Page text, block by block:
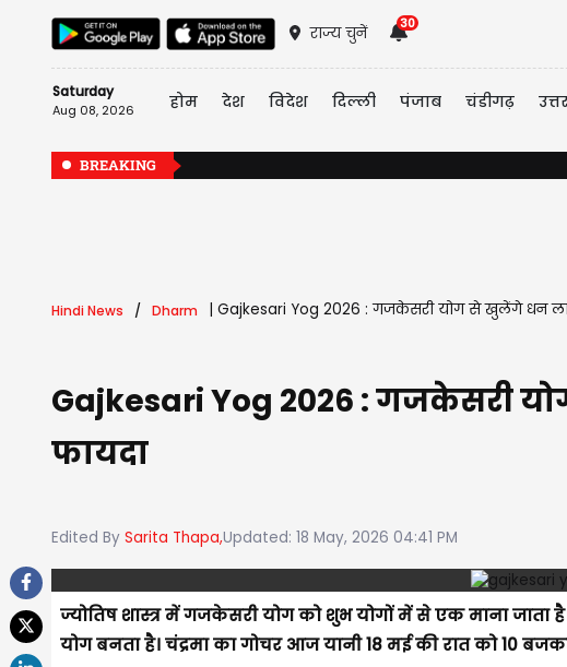
राज्य चुनें
30
Saturday
Aug 08, 2026 होम देश विदेश दिल्ली पंजाब चंडीगढ़
BREAKING
Hindi News Dharm Gajkesari Yog 2026 : गजकेसरी योग से खुलेंगे धन
Gajkesari Yog 2026 : गजकेसरी
फायदा
Edited By Sarita Thapa,Updated: 18 May, 2026 04:41 PM
ज्योतिष शास्त्र में गजकेसरी योग को शुभ योगों में से एक माना
योग बनता है। चंद्रमा का गोचर आज यानी 18 मई की रात को 10